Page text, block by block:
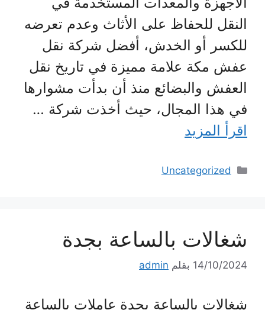
النقل للحفاظ على الأثاث وعدم تعرضه
للكسر أو الخدش، أفضل شركة نقل
عفش مكة علامة مميزة في تاريخ نقل
العفش والبضائع منذ أن بدأت مشوارها
في هذا المجال، حيث أخذت شركة …
اقرأ المزيد
التصنيفات
Uncategorized
شغالات بالساعة بجدة
14/10/2024 بقلم admin
شغالات بالساعة بجدة عاملات بالساعة